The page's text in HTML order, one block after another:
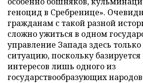
геноцид в Сребренице».
гражданам с такой разной
сложно ужиться в одном
управление Запада здесь только
ситуацию, поскольку
интересов лишь одного из
государствообразующих